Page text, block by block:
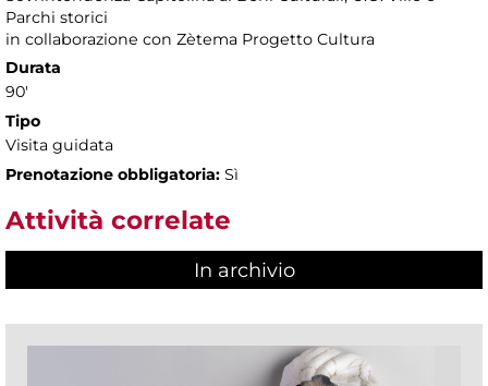
Parchi storici
in collaborazione con Zètema Progetto Cultura
Durata
90'
Tipo
Visita guidata
Prenotazione obbligatoria: Sì
Attività correlate
In archivio